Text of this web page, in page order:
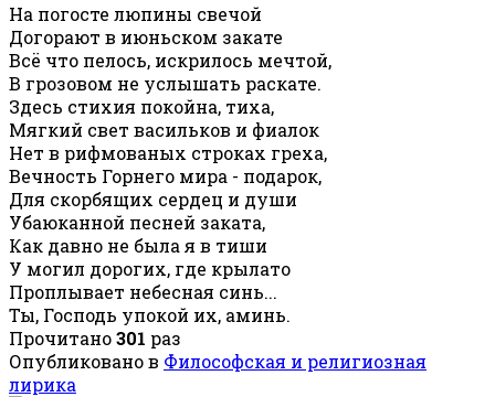
На погосте люпины свечой
Догорают в июньском закате
Всё что пелось, искрилось мечтой,
В грозовом не услышать раскате.
Здесь стихия покойна, тиха,
Мягкий свет васильков и фиалок
Нет в рифмованых строках греха,
Вечность Горнего мира - подарок,
Для скорбящих сердец и души
Убаюканной песней заката,
Как давно не была я в тиши
У могил дорогих, где крылато
Проплывает небесная синь...
Ты, Господь упокой их, аминь.
Прочитано301 раз
Опубликовано в Философская и религиозная
лирика